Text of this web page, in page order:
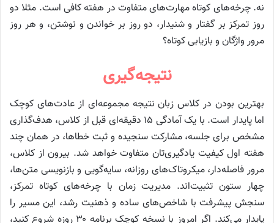
نه. چرخه‌های کوتاه مهارت‌های متفاوت در هفته کافی است. مثلا دو
روز تمرکز بر گفتار و شنیدار، دو روز بر خواندن و نوشتن، و هر روز
مرور واژگان و بازیابی کوتاه؟
نتیجه‌گیری
بهترین بودن در کلاس زبان نتیجه مجموعه‌ای از عادت‌های کوچک
اما پایدار است. با یک آمادگی ۱۵ دقیقه‌ای قبل از کلاس، هدف‌گذاری
مشخص برای جلسه، مشارکت سنجیده و ثبت خطاها، در همان چند
هفته اول کیفیت یادگیری‌تان متفاوت خواهد شد. بیرون از کلاس،
مرور فاصله‌دار، میکروتاک‌های روزانه، سایه‌گویی و بازنویسی متن‌ها،
چهار ستون تثبیت‌اند. مدیریت زمان با چرخه‌های کوتاه تمرکز،
سنجش پیشرفت با شاخص‌های ساده و ذهنیت رشد، این مسیر را
پایدار می‌کند. اگر امروز با نسخه کوچک برنامه ۳۰ روزه شروع کنید،